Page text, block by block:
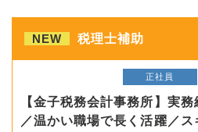
NEW 税理士補助
正社員
【金子税務会計事務所】実
／温かい職場で長く活躍／